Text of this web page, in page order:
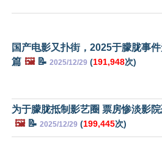
国产电影又扑街，2025于朦胧事
篇 🖼️📝 2025/12/29 (191,948次)
为于朦胧抵制影艺圈 票房惨淡影
🖼️📝 2025/12/29 (199,445次)